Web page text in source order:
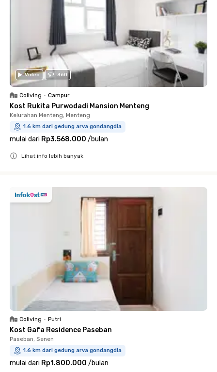
Video 360
Coliving • Campur
Kost Rukita Purwodadi Mansion Menteng
Kelurahan Menteng, Menteng
1.6 km dari gedung arva gondangdia
mulai dari Rp3.568.000 /bulan
Lihat info lebih banyak
Coliving • Putri
Kost Gafa Residence Paseban
Paseban, Senen
1.6 km dari gedung arva gondangdia
mulai dari Rp1.800.000 /bulan